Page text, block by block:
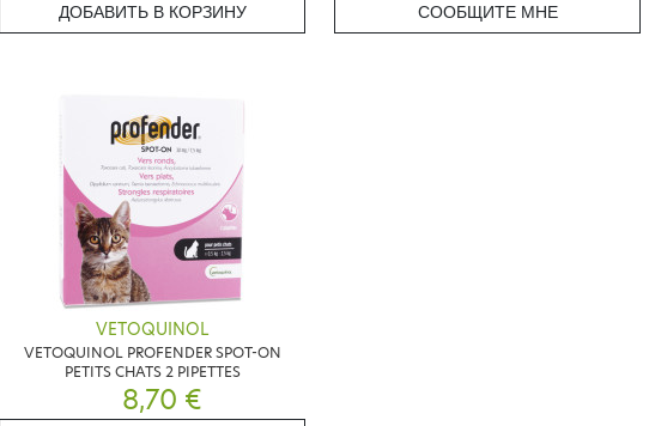
ДОБАВИТЬ В КОРЗИНУ СООБЩИТЕ МНЕ
VETOQUINOL
VETOQUINOL PROFENDER SPOT-ON
PETITS CHATS 2 PIPETTES
8,70 €